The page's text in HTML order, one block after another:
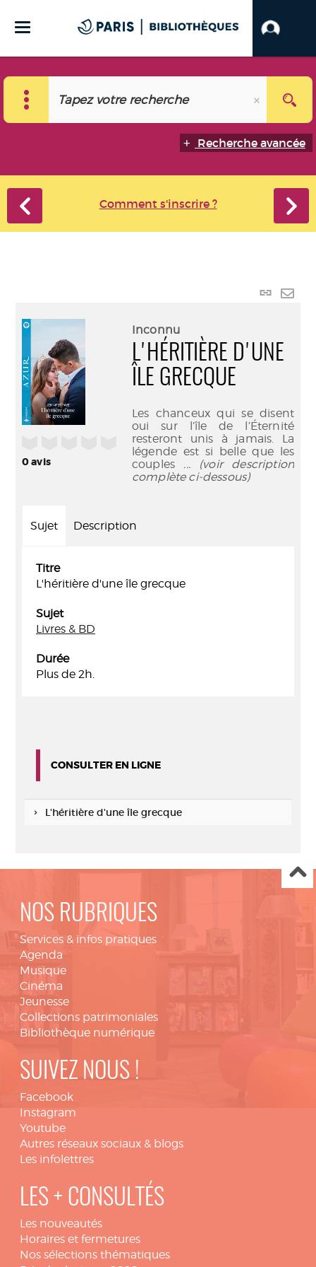
Recherche avancée
Comment s'inscrire ?
Lien
0avis
Inconnu
L'HÉRITIÈRE D'UNE
ÎLE GRECQUE
Les chanceux qui se disent
oui sur l’île de l’Éternité
resteront unis à jamais. La
légende est si belle que les
couples ... (voir description
complète ci-dessous)
Sujet Description
Titre
L'héritière d'une île grecque
Sujet
Livres & BD
Durée
Plus de 2h.
CONSULTER EN LIGNE
L'héritière d'une île grecque
NOS RUBRIQUES
Services & infos pratiques
Agenda
Musique
Cinéma
Jeunesse
Collections patrimoniales
Bibliothèque numérique
SUIVEZ NOUS !
Facebook
Instagram
Youtube
Autres réseaux sociaux & blogs
Les infolettres
LES + CONSULTÉS
Les nouveautés
Horaires et fermetures
Nos sélections thématiques